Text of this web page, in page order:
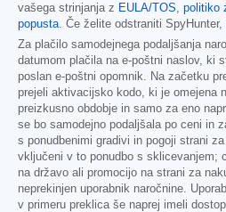
vašega strinjanja z EULA/TOS politiko
popusta . Če želite odstraniti SpyHunter,
Za plačilo samodejnega podaljšanja
datumom plačila na e-poštni naslov, ki
poslan e-poštni opomnik. Na začetku
prejeli aktivacijsko kodo, ki je omejena
preizkusno obdobje in samo za eno
se bo samodejno podaljšala po ceni in
s ponudbenimi gradivi in pogoji strani
vključeni v to ponudbo s sklicevanjem;
na državo ali promocijo na strani za
neprekinjen uporabnik naročnine.
v primeru preklica še naprej imeli